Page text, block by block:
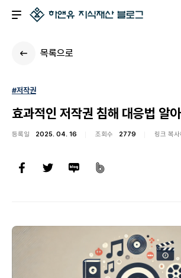
목록으로
#저작권
효과적인 저작권 침해 대응법 알
등록일 2025. 04. 16 조회수 2779 링크 복사